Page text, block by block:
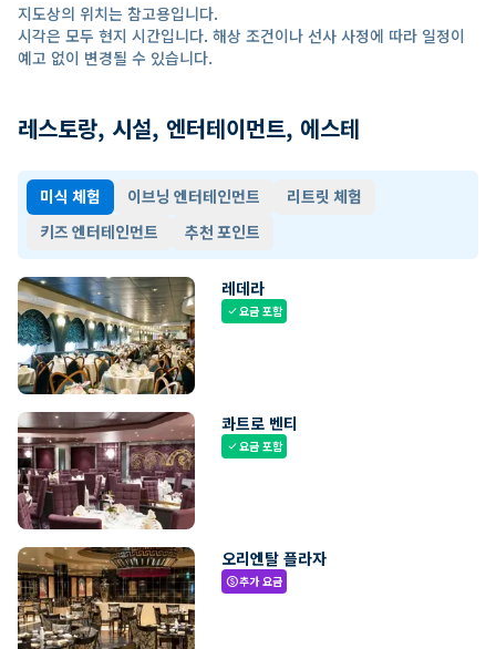
지도상의 위치는 참고용입니다.
시각은 모두 현지 시간입니다. 해상 조건이나 선사 사정에 따라 일정이
예고 없이 변경될 수 있습니다.
레스토랑, 시설, 엔터테이먼트, 에스테
미식 체험 이브닝 엔터테인먼트
리트릿 체험
키즈 엔터테인먼트
추천 포인트
레데라
check요금 포함
콰트로 벤티
check요금 포함
오리엔탈 플라자
paid추가 요금